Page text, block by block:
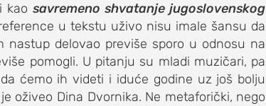
kaosavremeno shvatanje jugoslovenskog
u tekstu uživo nisu imale šansu da
nastup delovao previše sporo u odnosu na
pomogli. U pitanju su mladi muzičari, pa
ćemo ih videti i iduće godine uz još bolju
oživeo Dina Dvornika. Ne metaforički, nego